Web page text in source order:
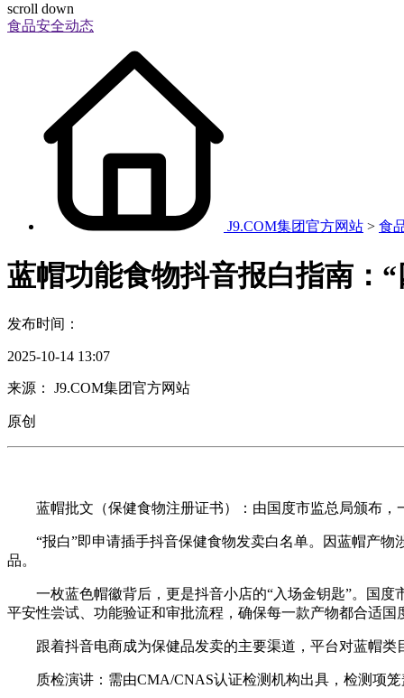
scroll down
食品安全动态
J9.COM集团官方网站 > 食
蓝帽功能食物抖音报白指南：
发布时间：
2025-10-14 13:07
来源： J9.COM集团官方网站
原创
蓝帽批文（保健食物注册证书）：由国度市监总局颁布，
“报白”即申请插手抖音保健食物发卖白名单。因蓝帽产物
品。
一枚蓝色帽徽背后，更是抖音小店的“入场金钥匙”。国度
平安性尝试、功能验证和审批流程，确保每一款产物都合适国
跟着抖音电商成为保健品发卖的主要渠道，平台对蓝帽类
质检演讲：需由CMA/CNAS认证检测机构出具，检测项笼